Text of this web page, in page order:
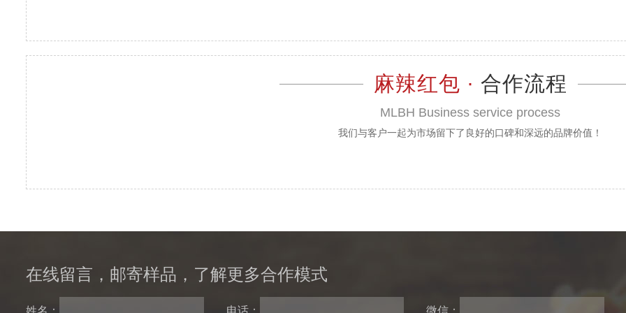
麻辣红包 · 合作流程
MLBH Business service process
我们与客户一起为市场留下了良好的口碑和深远的品牌价值！
在线留言，邮寄样品，了解更多合作模式
姓名： 电话： 微信：